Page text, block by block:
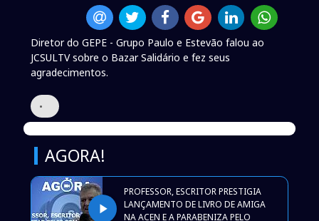
Diretor do GEPE - Grupo Paulo e Estevão falou ao
JCSULTV sobre o Bazar Salidário e fez seus
agradecimentos.
•
AGORA!
play_arrow
PROFESSOR, ESCRITOR PRESTIGIA
LANÇAMENTO DE LIVRO DE AMIGA
NA ACEN E A PARABENIZA PELO